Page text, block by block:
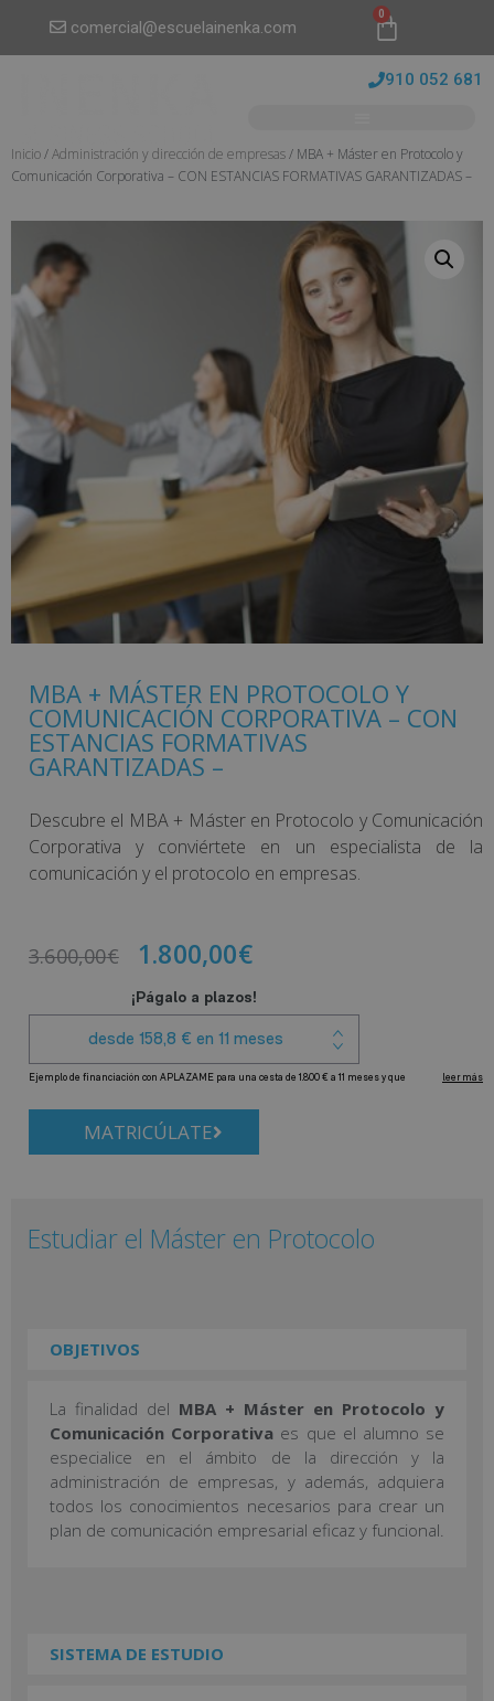
comercial@escuelainenka.com
0
910 052 681
Inicio/Administración y dirección de empresas/ MBA + Máster en Protocolo y
Comunicación Corporativa – CON ESTANCIAS FORMATIVAS GARANTIZADAS –
MBA + MÁSTER EN PROTOCOLO Y
COMUNICACIÓN CORPORATIVA – CON
ESTANCIAS FORMATIVAS
GARANTIZADAS –
Descubre el MBA + Máster en Protocolo y Comunicación
Corporativa y conviértete en un especialista de la
comunicación y el protocolo en empresas.
3.600,00€ 1.800,00€
MATRICÚLATE
Estudiar el Máster en Protocolo
OBJETIVOS
La finalidad del MBA + Máster en Protocolo y
Comunicación Corporativa es que el alumno se
especialice en el ámbito de la dirección y la
administración de empresas, y además, adquiera
todos los conocimientos necesarios para crear un
plan de comunicación empresarial eficaz y funcional.
SISTEMA DE ESTUDIO